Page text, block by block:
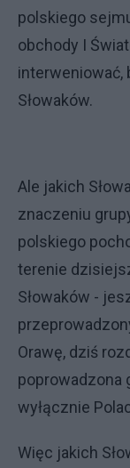
polskiego
obchody I
interweniować,
Słowaków.
Ale jakich
znaczeniu
polskiego
terenie
Słowaków -
Orawę, dziś
poprowadzona
wyłącznie
Więc jakich